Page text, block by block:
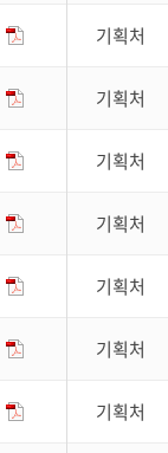
기획처
기획처
기획처
기획처
기획처
기획처
기획처